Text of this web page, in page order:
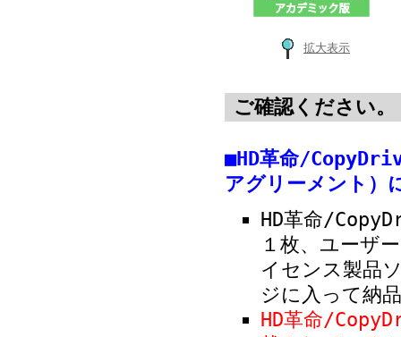
拡大表示
ご確認ください。
■HD革命/
アグリーメント）
HD革命/
１枚、ユーザ
イセンス製品
ジに入って納
HD革命/